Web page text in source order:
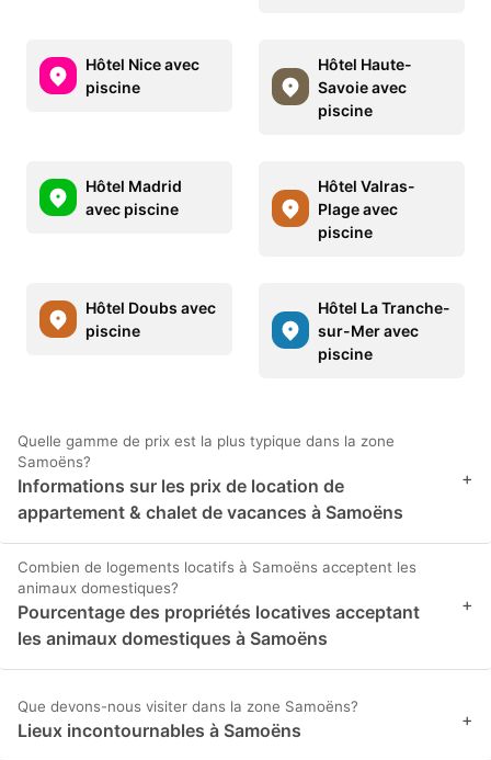
Hôtel Nice avec
piscine
Hôtel Haute-
Savoie avec
piscine
Hôtel Madrid
avec piscine
Hôtel Valras-
Plage avec
piscine
Hôtel Doubs avec
piscine
Hôtel La Tranche-
sur-Mer avec
piscine
Quelle gamme de prix est la plus typique dans la zone
Samoëns?
Informations sur les prix de location de
appartement & chalet de vacances à Samoëns
+
Combien de logements locatifs à Samoëns acceptent les
animaux domestiques?
Pourcentage des propriétés locatives acceptant
les animaux domestiques à Samoëns
+
Que devons-nous visiter dans la zone Samoëns?
Lieux incontournables à Samoëns +